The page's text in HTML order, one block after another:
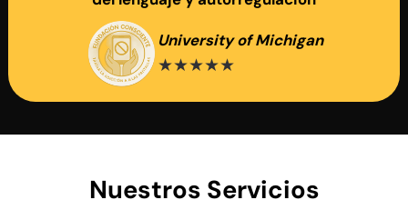
University of Michigan
★★★★★
Nuestros Servicios